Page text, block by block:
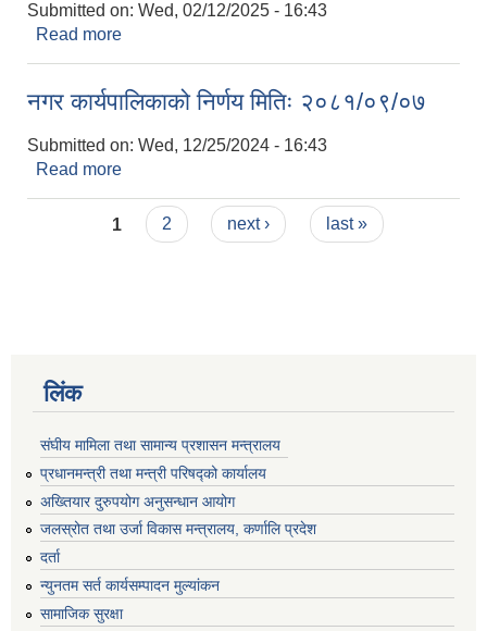
Submitted on: Wed, 02/12/2025 - 16:43
Read more
नगर कार्यपालिकाको निर्णय मितिः २०८१/०९/०७
Submitted on: Wed, 12/25/2024 - 16:43
Read more
Pages
1 2 next › last »
लिंक
संघीय मामिला तथा सामान्य प्रशासन मन्त्रालय
प्रधानमन्त्री तथा मन्त्री परिषद्को कार्यालय
अख्तियार दुरुपयोग अनुसन्धान आयोग
जलस्रोत तथा उर्जा विकास मन्त्रालय, कर्णालि प्रदेश
दर्ता
न्युनतम सर्त कार्यसम्पादन मुल्यांकन
सामाजिक सुरक्षा